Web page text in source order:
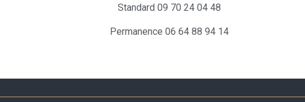
Standard 09 70 24 04 48
Permanence 06 64 88 94 14